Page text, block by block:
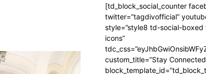
[td_block_social_counter
twitter=”tagdivofficial”
style=”style8 td-social-
icons”
custom_title=”Stay